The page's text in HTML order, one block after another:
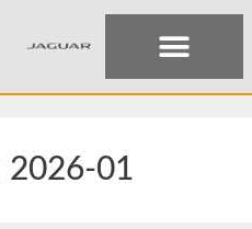
2026-01